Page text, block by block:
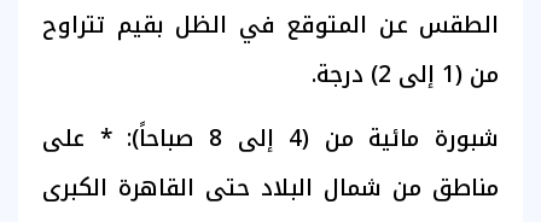
الطقس عن المتوقع في الظل بقيم تتراوح
من (1 إلى 2) درجة.
​شبورة مائية من (4 إلى 8 صباحاً): * على
مناطق من شمال البلاد حتى القاهرة الكبرى